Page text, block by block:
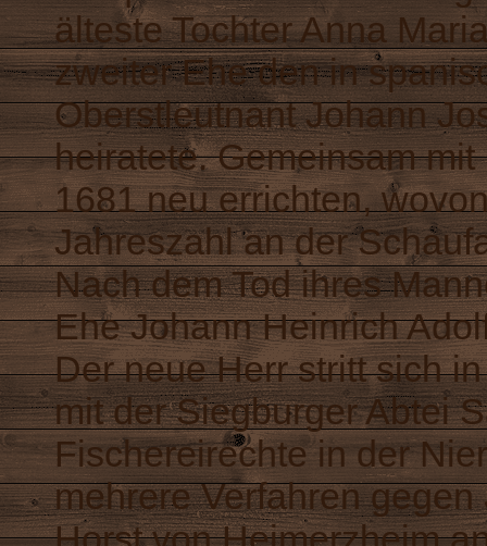
älteste Tochter Anna
zweiter Ehe den in
Oberstleutnant Johann
heiratete. Gemeinsam
1681 neu errichten,
Jahreszahl an der
Nach dem Tod ihres
Ehe Johann Heinrich
Der neue Herr stritt sich
mit der Siegburger Abtei
Fischereirechte in der
mehrere Verfahren